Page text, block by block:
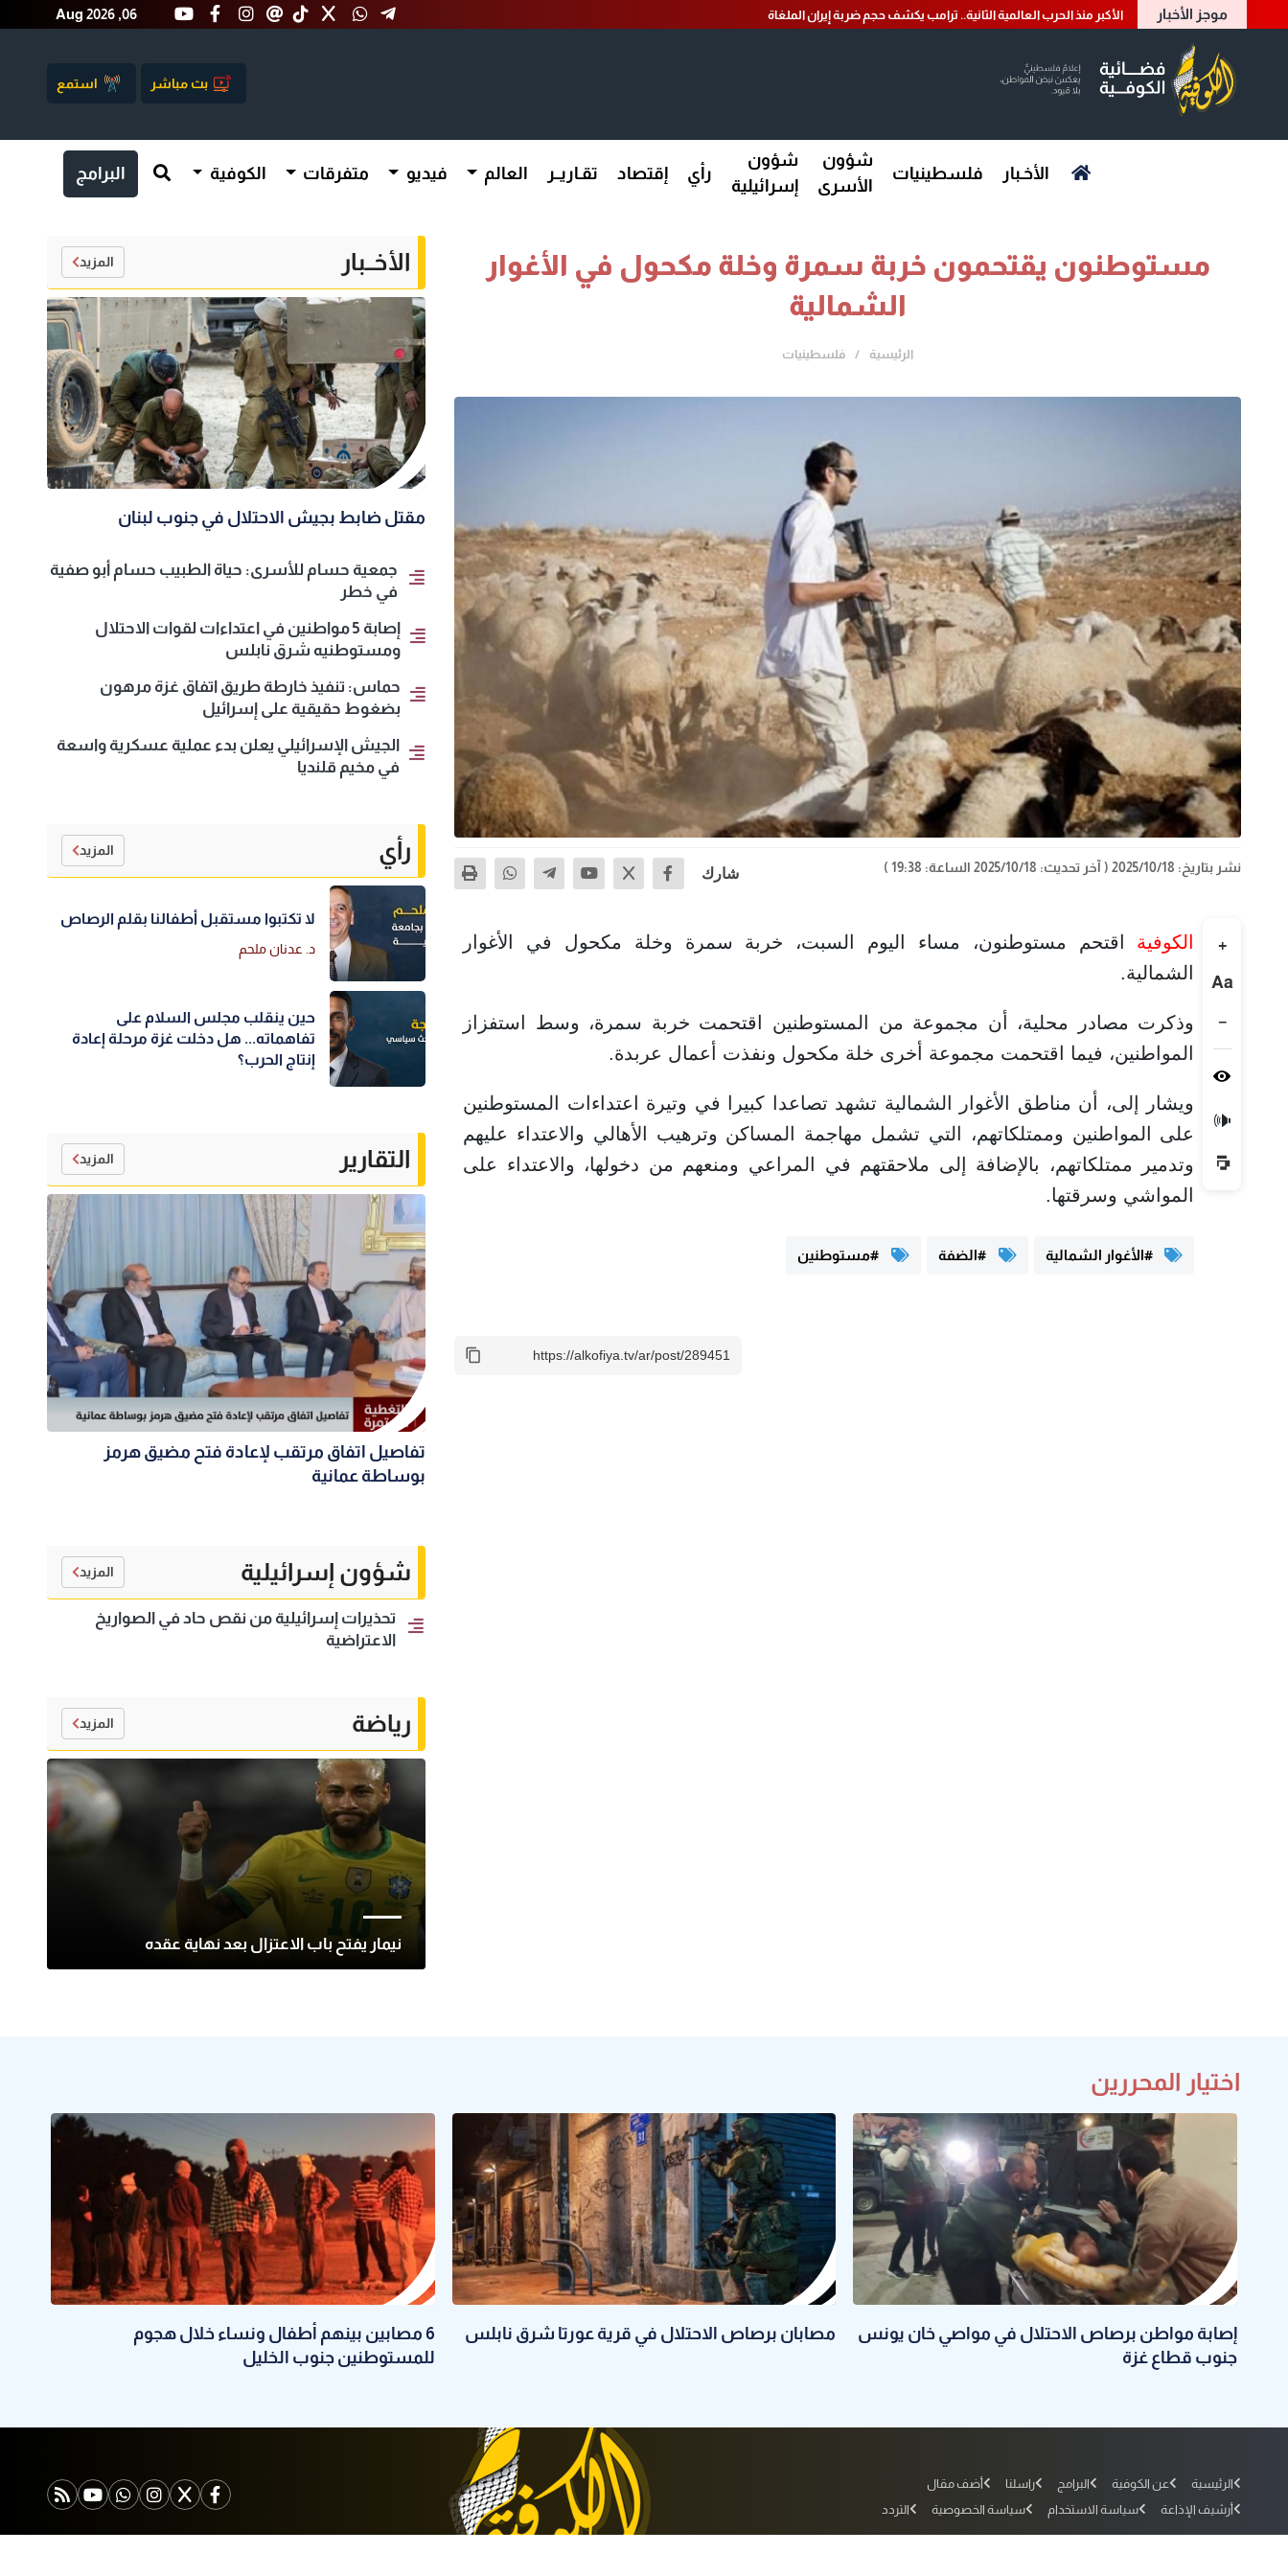
موجز الأخبار الأكبر منذ الحرب العالمية الثانية.. ترامب يكشف حجم ضربة إيران الملغاة Aug 2026 ,06
بث مباشر استمع
الأخـبار فلسطينيات
شؤون
الأسرى
شؤون
إسرائيلية
رأي إقتصاد تقـاريــر العالم فيديو متفرقات الكوفية البرامج
مستوطنون يقتحمون خربة سمرة وخلة مكحول في الأغوار
الشمالية
الرئيسية فلسطينيات
نشر بتاريخ: 2025/10/18 ( آخر تحديث: 2025/10/18 الساعة: 19:38 ) شارك
+
Aa
−
🔊
الكوفية اقتحم مستوطنون، مساء اليوم السبت، خربة سمرة وخلة مكحول في الأغوار
الشمالية.
وذكرت مصادر محلية، أن مجموعة من المستوطنين اقتحمت خربة سمرة، وسط استفزاز
المواطنين، فيما اقتحمت مجموعة أخرى خلة مكحول ونفذت أعمال عربدة.
ويشار إلى، أن مناطق الأغوار الشمالية تشهد تصاعدا كبيرا في وتيرة اعتداءات المستوطنين
على المواطنين وممتلكاتهم، التي تشمل مهاجمة المساكن وترهيب الأهالي والاعتداء عليهم
وتدمير ممتلكاتهم، بالإضافة إلى ملاحقتهم في المراعي ومنعهم من دخولها، والاعتداء على
المواشي وسرقتها.
#الأغوار الشمالية #الضفة #مستوطنين
الأخــبار المزيد
مقتل ضابط بجيش الاحتلال في جنوب لبنان
جمعية حسام للأسرى: حياة الطبيب حسام أبو صفية
في خطر
إصابة 5 مواطنين في اعتداءات لقوات الاحتلال
ومستوطنيه شرق نابلس
حماس: تنفيذ خارطة طريق اتفاق غزة مرهون
بضغوط حقيقية على إسرائيل
الجيش الإسرائيلي يعلن بدء عملية عسكرية واسعة
في مخيم قلنديا
رأي المزيد
لا تكتبوا مستقبل أطفالنا بقلم الرصاص
د. عدنان ملحم
حين ينقلب مجلس السلام على
تفاهماته... هل دخلت غزة مرحلة إعادة
إنتاج الحرب؟
التقارير المزيد
تفاصيل اتفاق مرتقب لإعادة فتح مضيق هرمز
بوساطة عمانية
شؤون إسرائيلية المزيد
تحذيرات إسرائيلية من نقص حاد في الصواريخ
الاعتراضية
رياضة المزيد
نيمار يفتح باب الاعتزال بعد نهاية عقده
اختيار المحررين
إصابة مواطن برصاص الاحتلال في مواصي خان يونس
جنوب قطاع غزة
مصابان برصاص الاحتلال في قرية عورتا شرق نابلس
6 مصابين بينهم أطفال ونساء خلال هجوم
للمستوطنين جنوب الخليل
الرئيسية عن الكوفية البرامج راسلنا
أضف مقال
أرشيف الإذاعة
سياسة الاستخدام سياسة الخصوصية التردد